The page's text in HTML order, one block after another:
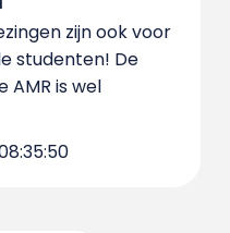
zijn ook voor
studenten! De
AMR is wel